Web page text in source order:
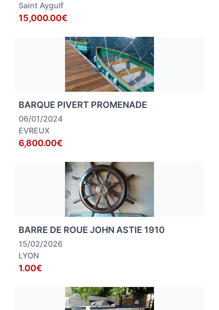
Saint Aygulf
15,000.00€
BARQUE PIVERT PROMENADE
06/01/2024
EVREUX
6,800.00€
BARRE DE ROUE JOHN ASTIE 1910
15/02/2026
LYON
1.00€